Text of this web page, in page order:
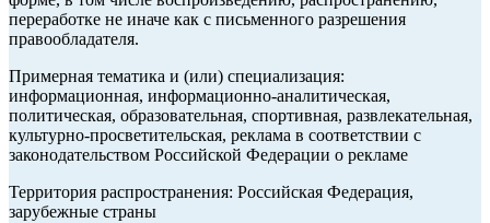
переработке не иначе как с письменного разрешения
правообладателя.
Примерная тематика и (или) специализация:
информационная, информационно-аналитическая,
политическая, образовательная, спортивная, развлекательная,
культурно-просветительская, реклама в соответствии с
законодательством Российской Федерации о рекламе
Территория распространения: Российская Федерация,
зарубежные страны